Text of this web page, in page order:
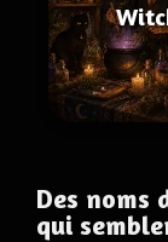
Des noms
qui